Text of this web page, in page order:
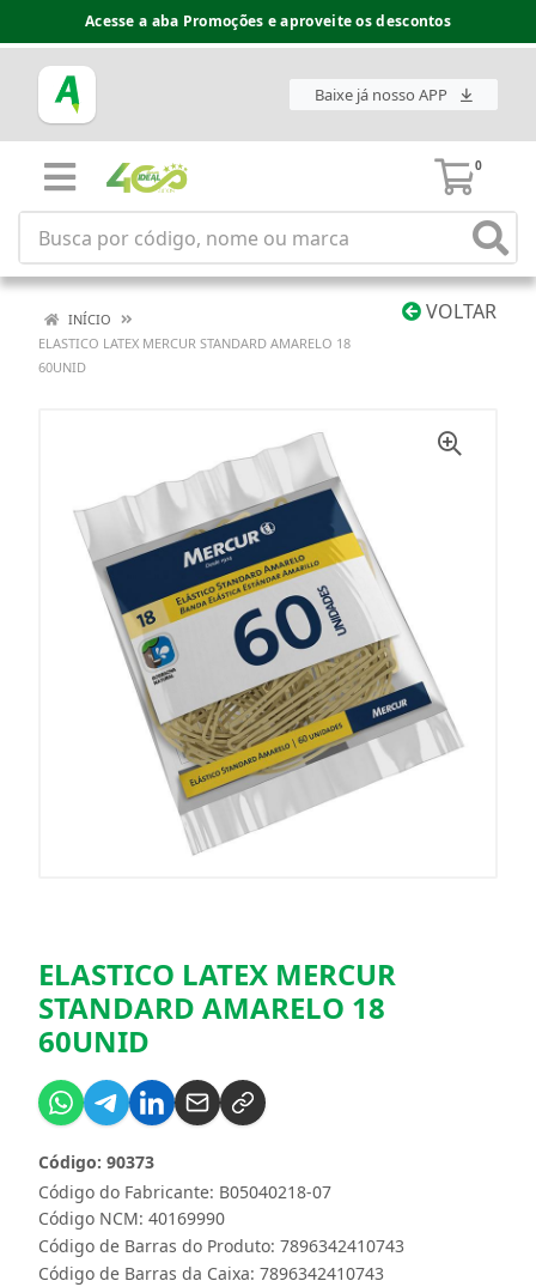
Acesse a aba Promoções e aproveite os descontos
Baixe já nosso APP
0
VOLTAR
INÍCIO
ELASTICO LATEX MERCUR STANDARD AMARELO 18
60UNID
ELASTICO LATEX MERCUR
STANDARD AMARELO 18
60UNID
Código do Fabricante: B05040218-07
Código: 90373
Código NCM: 40169990
Código de Barras do Produto: 7896342410743
Código de Barras da Caixa: 7896342410743